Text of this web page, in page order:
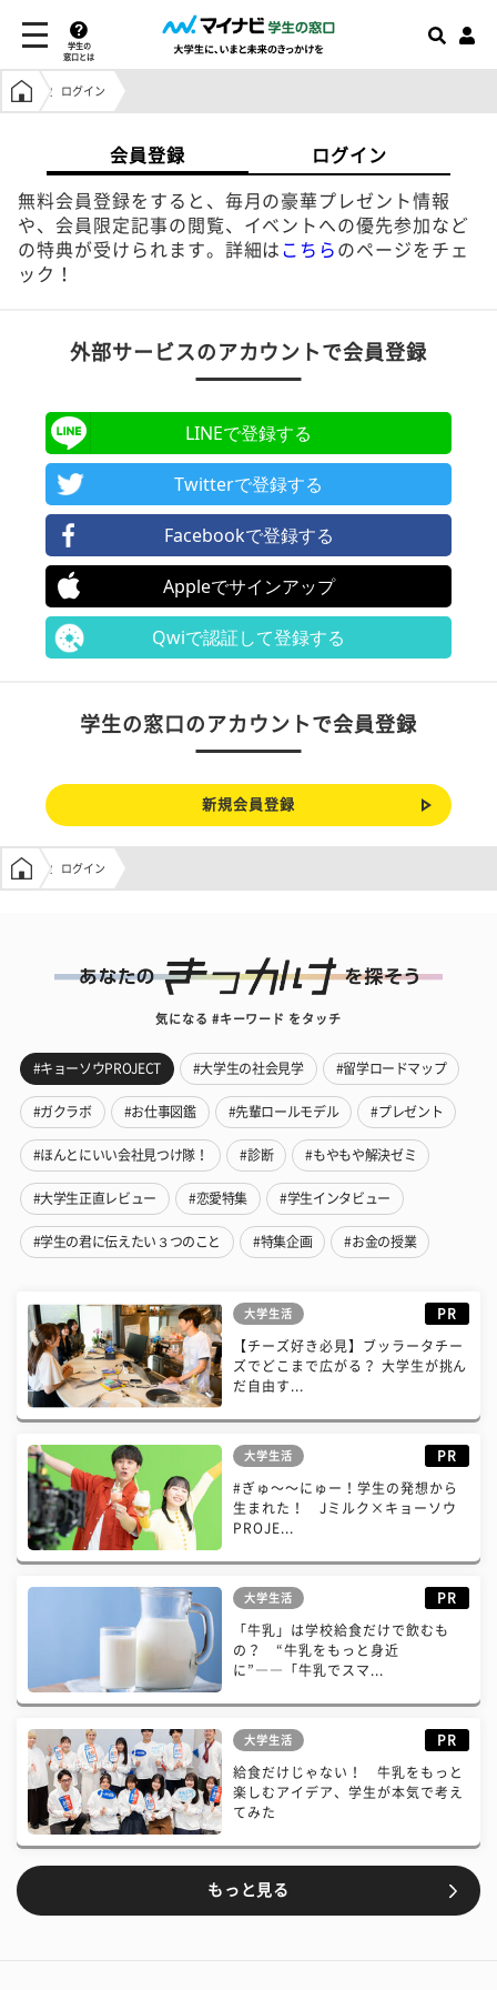
学生の
窓口とは
学生の窓口トップ
ログイン
会員登録 ログイン
無料会員登録をすると、毎月の豪華プレゼント情報
や、会員限定記事の閲覧、イベントへの優先参加など
の特典が受けられます。詳細は こちら のページをチェ
ック！
外部サービスのアカウントで会員登録
LINEで登録する
Twitterで登録する
Facebookで登録する
Appleでサインアップ
Qwiで認証して登録する
学生の窓口のアカウントで会員登録
新規会員登録
学生の窓口トップ
ログイン
気になる #キーワード をタッチ
#キョーソウPROJECT #大学生の社会見学 #留学ロードマップ
#ガクラボ #お仕事図鑑 #先輩ロールモデル #プレゼント
#ほんとにいい会社見つけ隊！ #診断 #もやもや解決ゼミ
#大学生正直レビュー #恋愛特集 #学生インタビュー
#学生の君に伝えたい３つのこと #特集企画 #お金の授業
大学生活 PR
【チーズ好き必見】ブッラータチー
ズでどこまで広がる？ 大学生が挑ん
だ自由す...
大学生活 PR
#ぎゅ〜〜にゅー！学生の発想から
生まれた！ Jミルク×キョーソウ
PROJE...
大学生活 PR
「牛乳」は学校給食だけで飲むも
の？ “牛乳をもっと身近
に”――「牛乳でスマ...
大学生活 PR
給食だけじゃない！ 牛乳をもっと
楽しむアイデア、学生が本気で考え
てみた
もっと見る